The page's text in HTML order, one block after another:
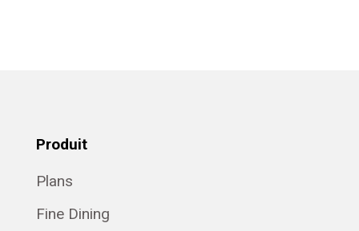
Produit
Plans
Fine Dining